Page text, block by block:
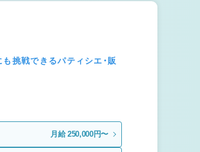
挑戦できるパティシエ・販
月給 250,000円〜